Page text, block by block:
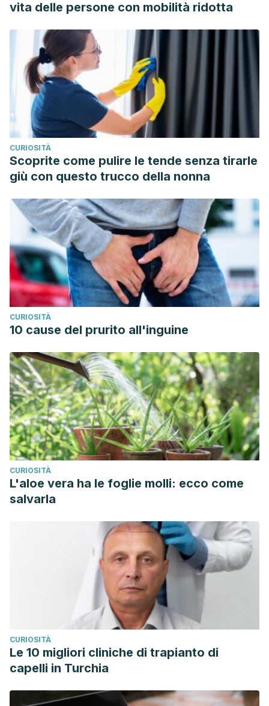
vita delle persone con mobilità ridotta
CURIOSITÀ
Scoprite come pulire le tende senza tirarle
giù con questo trucco della nonna
CURIOSITÀ
10 cause del prurito all'inguine
CURIOSITÀ
L'aloe vera ha le foglie molli: ecco come
salvarla
CURIOSITÀ
Le 10 migliori cliniche di trapianto di
capelli in Turchia